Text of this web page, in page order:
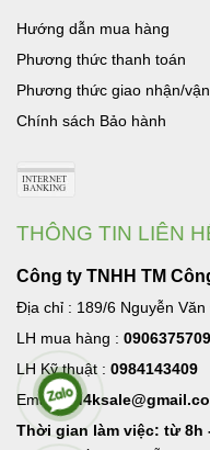
Hướng dẫn mua hàng
Phương thức thanh toán
Phương thức giao nhận/
Chính sách Bảo hành
THÔNG TIN LIÊN
Công ty TNHH TM
Địa chỉ : 189/6 Nguyễn
LH mua hàng : 0906375709
LH Kỹ thuật : 0984143409
Email:
Thời gian làm việc: từ 8h